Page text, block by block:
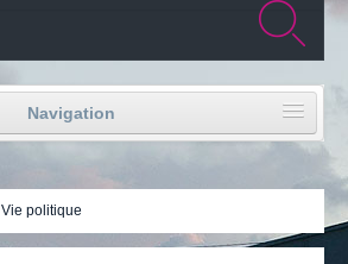
Navigation
Vie politique